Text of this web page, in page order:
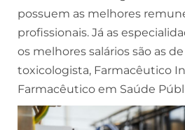
possuem as melhores
profissionais. Já as
os melhores salários são as
toxicologista, Farmacêutico
Farmacêutico em Saúde